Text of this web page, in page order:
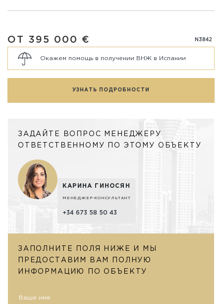
ОТ 395 000 € N3842
Окажем помощь в получении ВНЖ в Испании
УЗНАТЬ ПОДРОБНОСТИ
ЗАДАЙТЕ ВОПРОС МЕНЕДЖЕРУ
ОТВЕТСТВЕННОМУ ПО ЭТОМУ ОБЪЕКТУ
КАРИНА ГИНОСЯН
МЕНЕДЖЕР-КОНСУЛЬТАНТ
+34 673 58 50 43
ЗАПОЛНИТЕ ПОЛЯ НИЖЕ И МЫ
ПРЕДОСТАВИМ ВАМ ПОЛНУЮ
ИНФОРМАЦИЮ ПО ОБЪЕКТУ